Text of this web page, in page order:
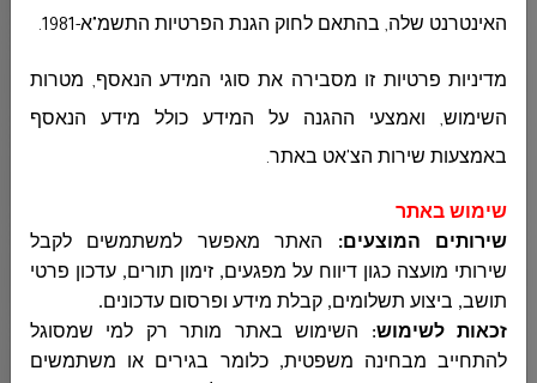
قسم الشبيبة
وحدة النهوض بمكانة المرأة
האינטרנט שלה, בהתאם לחוק הגנת הפרטיות התשמ"א-1981
.
מדיניות פרטיות זו מסבירה את סוגי המידע הנאסף, מטרות
השימוש, ואמצעי ההגנה על המידע כולל מידע הנאסף
באמצעות שירות הצ'אט באתר .
שימוש באתר
שירותים המוצעים: האתר מאפשר למשתמשים לקבל
שירותי מועצה כגון דיווח על מפגעים, זימון תורים, עדכון פרטי
תושב, ביצוע תשלומים, קבלת מידע ופרסום עדכונים.
זכאות לשימוש: השימוש באתר מותר רק למי שמסוגל
להתחייב מבחינה משפטית, כלומר בגירים או משתמשים